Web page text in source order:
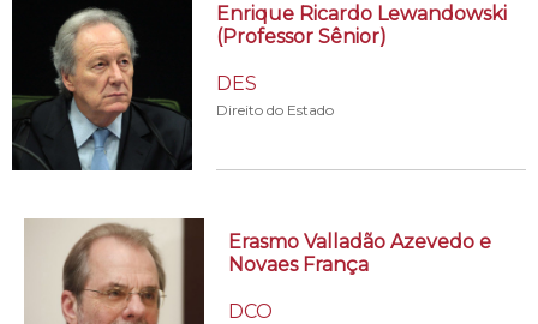
Enrique Ricardo Lewandowski
(Professor Sênior)
DES
Direito do Estado
Erasmo Valladão Azevedo e
Novaes França
DCO